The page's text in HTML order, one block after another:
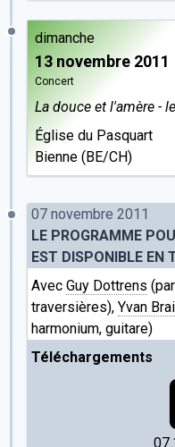
dimanche
13 novembre 2011
Concert
La douce et l'amère -
Église du Pasquart
Bienne (BE/CH)
07 novembre 2011
LE PROGRAMME
EST DISPONIBLE EN
Avec Guy Dottrens
traversières), Yvan
harmonium, guitare)
Téléchargements